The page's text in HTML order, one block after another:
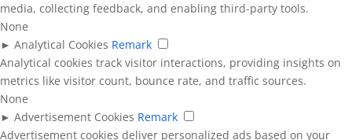
media, collecting feedback, and enabling third-party tools.
None
► Analytical Cookies Remark
Analytical cookies track visitor interactions, providing insights on
metrics like visitor count, bounce rate, and traffic sources.
None
► Advertisement Cookies Remark
Advertisement cookies deliver personalized ads based on your